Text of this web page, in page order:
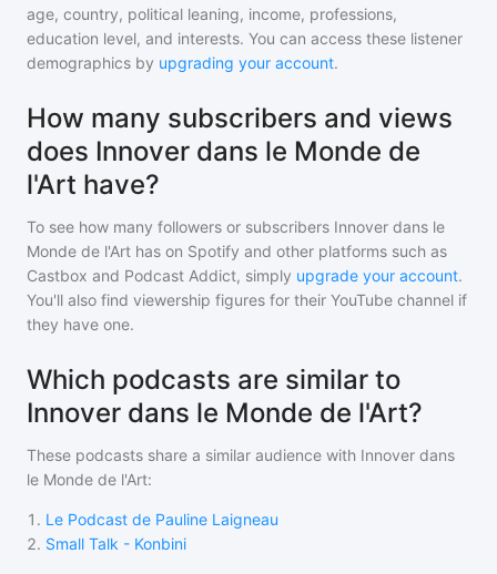
age, country, political leaning, income, professions,
education level, and interests. You can access these listener
demographics by upgrading your account.
How many subscribers and views
does Innover dans le Monde de
l'Art have?
To see how many followers or subscribers Innover dans le
Monde de l'Art has on Spotify and other platforms such as
Castbox and Podcast Addict, simply upgrade your account.
You'll also find viewership figures for their YouTube channel if
they have one.
Which podcasts are similar to
Innover dans le Monde de l'Art?
These podcasts share a similar audience with Innover dans
le Monde de l'Art:
1 . Le Podcast de Pauline Laigneau
2. Small Talk - Konbini